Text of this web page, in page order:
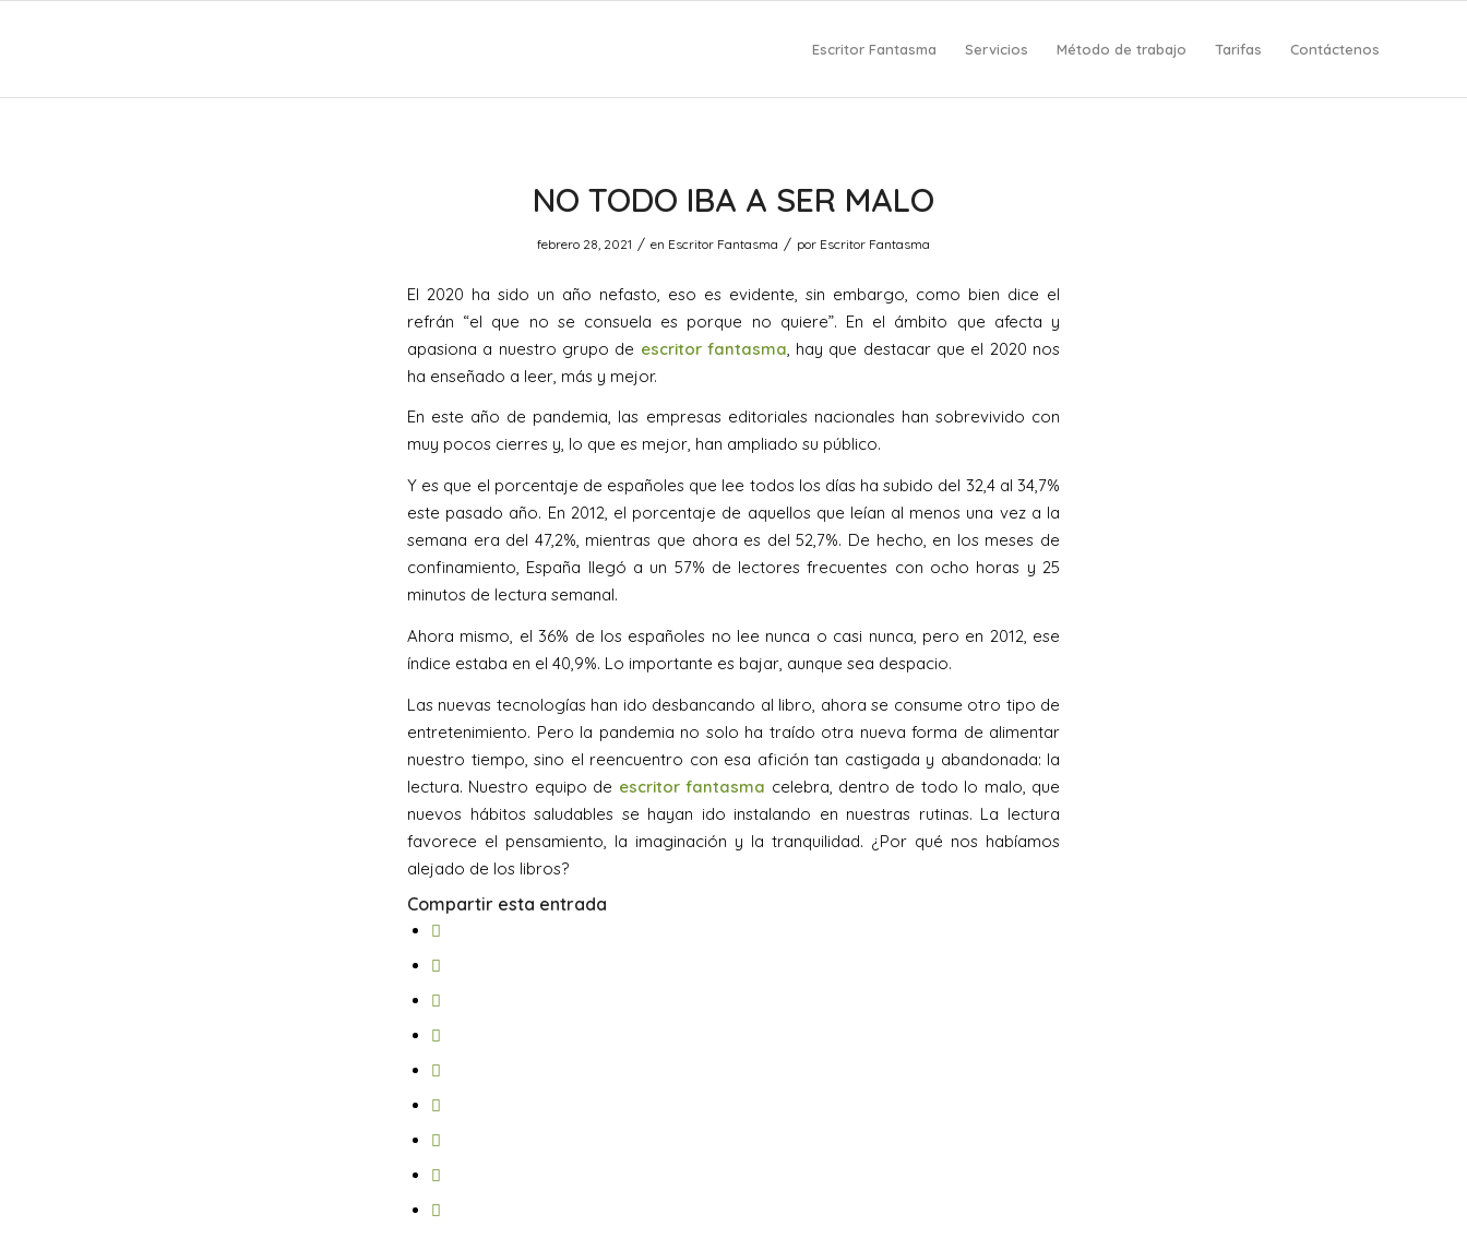
Escritor Fantasma Servicios Método de trabajo Tarifas Contáctenos
NO TODO IBA A SER MALO
febrero 28, 2021 / en Escritor Fantasma / por Escritor Fantasma
El 2020 ha sido un año nefasto, eso es evidente, sin embargo, como bien dice el
refrán “el que no se consuela es porque no quiere”. En el ámbito que afecta y
apasiona a nuestro grupo de escritor fantasma , hay que destacar que el 2020 nos
ha enseñado a leer, más y mejor.
En este año de pandemia, las empresas editoriales nacionales han sobrevivido con
muy pocos cierres y, lo que es mejor, han ampliado su público.
Y es que el porcentaje de españoles que lee todos los días ha subido del 32,4 al 34,7%
este pasado año. En 2012, el porcentaje de aquellos que leían al menos una vez a la
semana era del 47,2%, mientras que ahora es del 52,7%. De hecho, en los meses de
confinamiento, España llegó a un 57% de lectores frecuentes con ocho horas y 25
minutos de lectura semanal.
Ahora mismo, el 36% de los españoles no lee nunca o casi nunca, pero en 2012, ese
índice estaba en el 40,9%. Lo importante es bajar, aunque sea despacio.
Las nuevas tecnologías han ido desbancando al libro, ahora se consume otro tipo de
entretenimiento. Pero la pandemia no solo ha traído otra nueva forma de alimentar
nuestro tiempo, sino el reencuentro con esa afición tan castigada y abandonada: la
lectura. Nuestro equipo de escritor fantasma celebra, dentro de todo lo malo, que
nuevos hábitos saludables se hayan ido instalando en nuestras rutinas. La lectura
favorece el pensamiento, la imaginación y la tranquilidad. ¿Por qué nos habíamos
alejado de los libros?
Compartir esta entrada